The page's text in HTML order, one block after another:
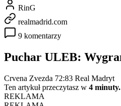
RinG
realmadrid.com
9 komentarzy
Puchar ULEB:
Crvena Zvezda 72:83 Real Madryt
Ten artykuł przeczytasz w 4 minuty.
REKLAMA